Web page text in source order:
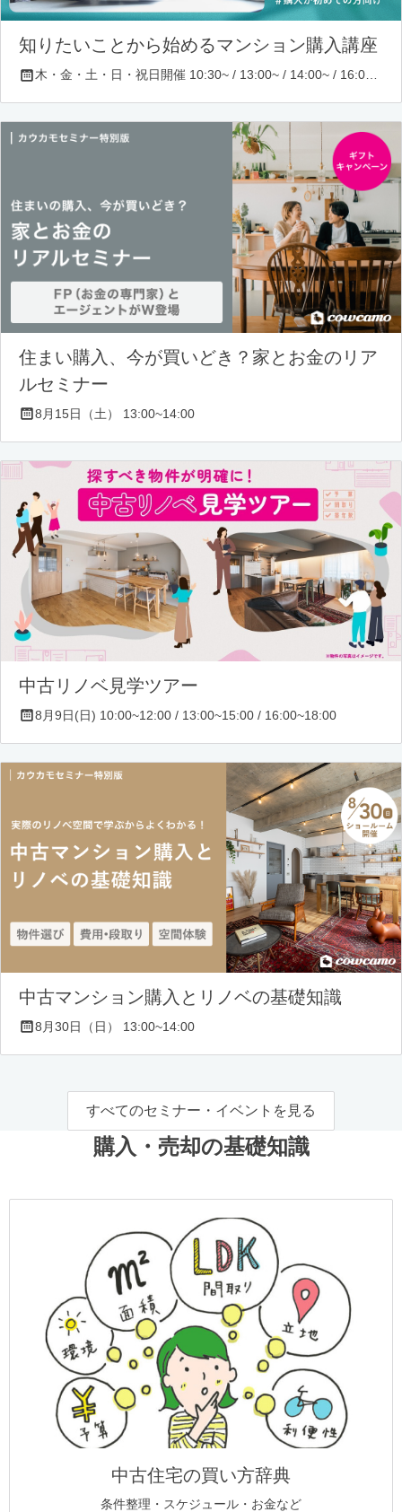
知りたいことから始めるマンション購入講座
木・金・土・日・祝日開催 10:30~ / 13:00~ / 14:00~ / 16:00~ / 17:00~/ 18:30~/ 19:30~
住まい購入、今が買いどき？家とお金のリア
ルセミナー
8月15日（土） 13:00~14:00
中古リノベ見学ツアー
8月9日(日) 10:00~12:00 / 13:00~15:00 / 16:00~18:00
中古マンション購入とリノベの基礎知識
8月30日（日） 13:00~14:00
すべてのセミナー・イベントを見る
購入・売却の基礎知識
中古住宅の買い方辞典
条件整理・スケジュール・お金など